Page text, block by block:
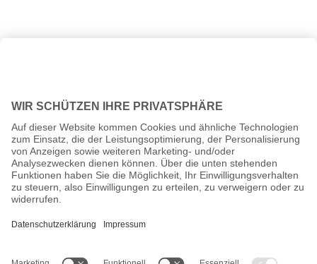
ggf. Nachnahmegebühren, wenn nicht anders angegeben.